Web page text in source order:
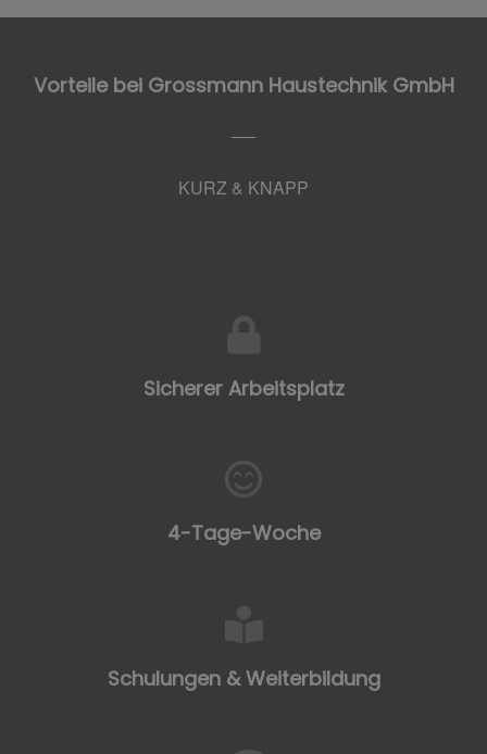
Vorteile bei Grossmann Haustechnik GmbH
KURZ & KNAPP
Sicherer Arbeitsplatz
4-Tage-Woche
Schulungen & Weiterbildung